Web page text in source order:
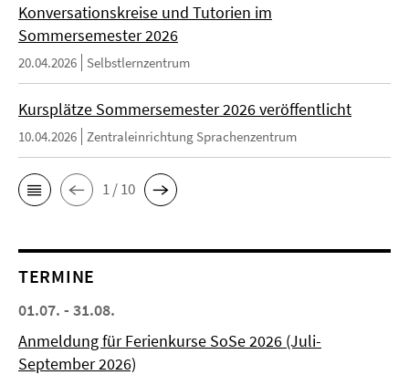
Konversationskreise und Tutorien im
Sommersemester 2026
20.04.2026 Selbstlernzentrum
Kursplätze Sommersemester 2026 veröffentlicht
10.04.2026 Zentraleinrichtung Sprachenzentrum
1 / 10
TERMINE
01.07. - 31.08.
Anmeldung für Ferienkurse SoSe 2026 (Juli-
September 2026)